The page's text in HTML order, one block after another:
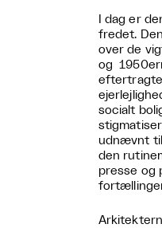
I dag er
fredet.
over de
og
socialt
udnævnt til
den
presse og